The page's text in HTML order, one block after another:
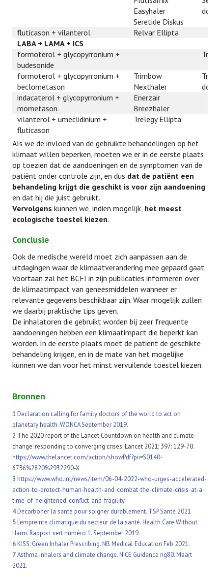
Easyhaler
Seretide Diskus
fluticason + vilanterol
Relvar Ellipta
LABA + LAMA + ICS
formoterol + glycopyrronium +
budesonide
formoterol + glycopyrronium +
beclometason
Trimbow
Nexthaler
indacaterol + glycopyrronium +
mometason
Enerzair
Breezhaler
vilanterol + umeclidinium +
fluticason
Trelegy Ellipta
Als we de invloed van de gebruikte behandelingen op het
klimaat willen beperken, moeten we er in de eerste plaats
op toezien dat de aandoeningen en de symptomen van de
patiënt onder controle zijn, en dus dat de patiënt een
behandeling krijgt die geschikt is voor zijn aandoening
en dat hij die juist gebruikt.
Vervolgens kunnen we, indien mogelijk, het meest
ecologische toestel kiezen.
Conclusie
Ook de medische wereld moet zich aanpassen aan de
uitdagingen waar de klimaatverandering mee gepaard gaat.
Voortaan zal het BCFI in zijn publicaties informeren over
de klimaatimpact van geneesmiddelen wanneer er
relevante gegevens beschikbaar zijn. Waar mogelijk zullen
we daarbij praktische tips geven.
De inhalatoren die gebruikt worden bij zeer frequente
aandoeningen hebben een klimaatimpact die beperkt kan
worden. In de eerste plaats moet de patiënt de geschikte
behandeling krijgen, en in de mate van het mogelijke
kunnen we dan voor het minst vervuilende toestel kiezen.
Bronnen
1 Declaration calling for family doctors of the world to act on
planetary health.WONCA September 2019.
2 The 2020 report of the Lancet Countdown on health and climate
change: responding to converging crises. Lancet 2021; 397: 129-70.
https://www.thelancet.com/action/showPdf?pii=S0140-
6736%2820%2932290-X
3 https://www.who.int/news/item/06-04-2022-who-urges-accelerated-
action-to-protect-human-health-and-combat-the-climate-crisis-at-a-
time-of-heightened-conflict-and-fragility
4Décarboner la santé pour soigner durablement. TSP Santé 2021
5L’empreinte climatique du secteur de la santé.Health Care Without
Harm.Rapport vert numéro 1.September 2019.
6KISS: Green Inhaler Prescribing.NB Medical Education Feb 2021.
7Asthma inhalers and climate change.NICE Guidance ng80.Maart
2021.